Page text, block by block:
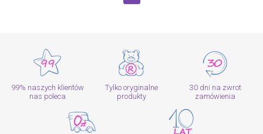
99% naszych klientów
nas poleca
Tylko oryginalne
produkty
30 dni na zwrot
zamówienia